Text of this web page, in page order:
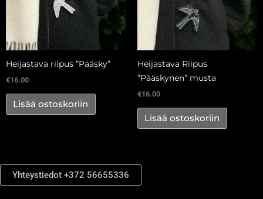
Heijastava riipus ”Pääsky”
€16.00
Lisää ostoskoriin
Heijastava Riipus
”Pääskynen” musta
€16.00
Lisää ostoskoriin
Yhteystiedot +372 56655336